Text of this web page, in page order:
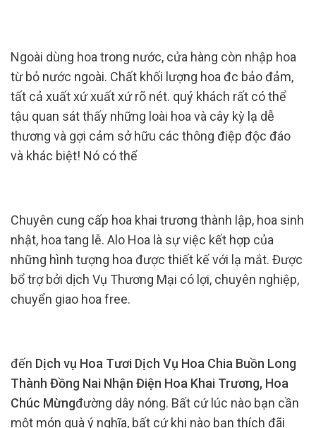
Ngoài dùng hoa trong nước, cửa hàng còn nhập hoa
từ bỏ nước ngoài. Chất khối lượng hoa đc bảo đảm,
tất cả xuất xứ xuất xứ rõ nét. quý khách rất có thể
tậu quan sát thấy những loài hoa và cây kỳ lạ dễ
thương và gợi cảm sở hữu các thông điệp độc đáo
và khác biệt! Nó có thể
Chuyên cung cấp hoa khai trương thành lập, hoa sinh
nhật, hoa tang lễ. Alo Hoa là sự việc kết hợp của
những hình tượng hoa được thiết kế với lạ mắt. Được
bổ trợ bởi dịch Vụ Thương Mại có lợi, chuyên nghiệp,
chuyển giao hoa free.
đến Dịch vụ Hoa Tươi Dịch Vụ Hoa Chia Buồn Long
Thành Đồng Nai Nhận Điện Hoa Khai Trương, Hoa
Chúc Mừngđường dây nóng. Bất cứ lúc nào bạn cần
một món quà ý nghĩa, bất cứ khi nào bạn thích đãi